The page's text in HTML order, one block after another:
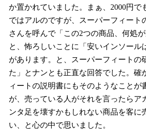
か置かれていました。まぁ、2000円で
ではアルのですが、スーパーフィート
さんを呼んで「この2つの商品、何処
と、怖ろしいことに「安いインソール
があります。と、スーパーフィートの
た」とナンとも正直な回答でした。確
ィートの説明書にもそのようなことが
が、売っている人がそれを言ったらア
ンタ足を壊すかもしれない商品を客に
い、と心の中で思いました。